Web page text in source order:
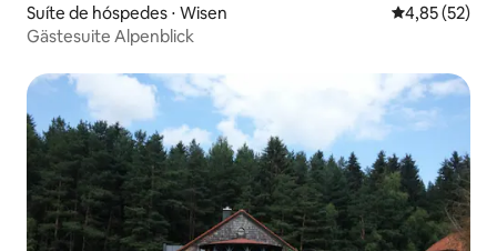
Suíte de hóspedes ⋅ Wisen 4,85 de uma
4,85 (52)
Gästesuite Alpenblick